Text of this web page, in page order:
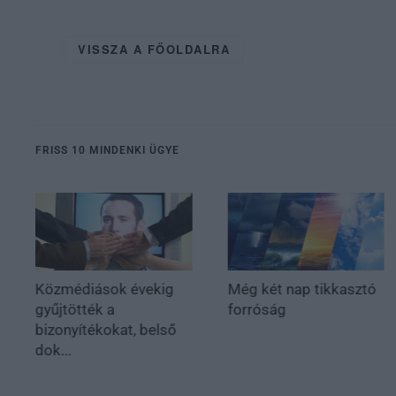
VISSZA A FŐOLDALRA
FRISS 10 MINDENKI ÜGYE
Közmédiások évekig
gyűjtötték a
bizonyítékokat, belső
dok...
Még két nap tikkasztó
forróság